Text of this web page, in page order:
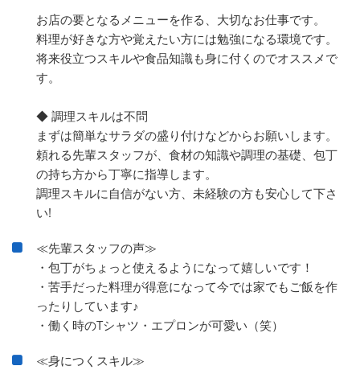
お店の要となるメニューを作る、大切なお仕事です。
料理が好きな方や覚えたい方には勉強になる環境です。
将来役立つスキルや食品知識も身に付くのでオススメで
す。
◆ 調理スキルは不問
まずは簡単なサラダの盛り付けなどからお願いします。
頼れる先輩スタッフが、食材の知識や調理の基礎、包丁
の持ち方から丁寧に指導します。
調理スキルに自信がない方、未経験の方も安心して下さ
い!
≪先輩スタッフの声≫
・包丁がちょっと使えるようになって嬉しいです！
・苦手だった料理が得意になって今では家でもご飯を作
ったりしています♪
・働く時のTシャツ・エプロンが可愛い（笑）
≪身につくスキル≫